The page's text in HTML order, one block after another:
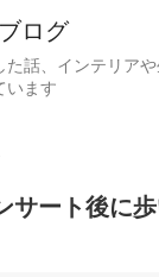
ログ
話、インテリア
います
サート後に